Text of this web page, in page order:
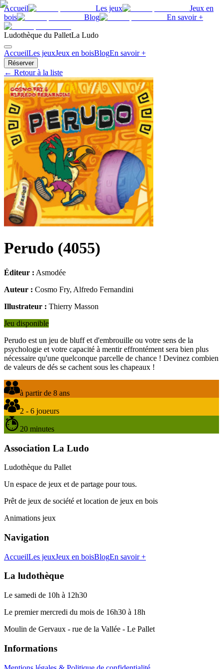
Accueil Les jeux
Jeux en
bois
Blog En savoir +
Ludothèque du PalletLa Ludo
AccueilLes jeuxJeux en boisBlogEn savoir +
Réserver
← Retour à la liste
Perudo (4055)
Éditeur : Asmodée
Auteur : Cosmo Fry, Alfredo Fernandini
Illustrateur : Thierry Masson
Jeu disponible
Perudo est un jeu de bluff et d'embrouille ou votre sens de la
psychologie et votre capacité à mentir effrontément sera bien plus
nécessaire qu'une quelconque parcelle de chance ! Devinez combien
de valeurs de dés se cachent sous les chapeaux !
à partir de 8 ans
2 - 6 joueurs
20 minutes
Association La Ludo
Ludothèque du Pallet
Un espace de jeux et de partage pour tous.
Prêt de jeux de société et location de jeux en bois
Animations jeux
Navigation
AccueilLes jeuxJeux en boisBlogEn savoir +
La ludothèque
Le samedi de 10h à 12h30
Le premier mercredi du mois de 16h30 à 18h
Moulin de Gervaux - rue de la Vallée - Le Pallet
Informations